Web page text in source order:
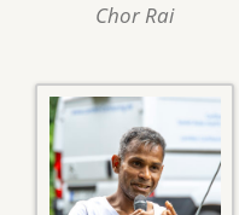
Chor Rai